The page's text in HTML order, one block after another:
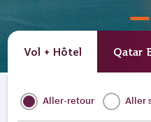
Vol + Hôtel Qatar
Aller-retour Aller